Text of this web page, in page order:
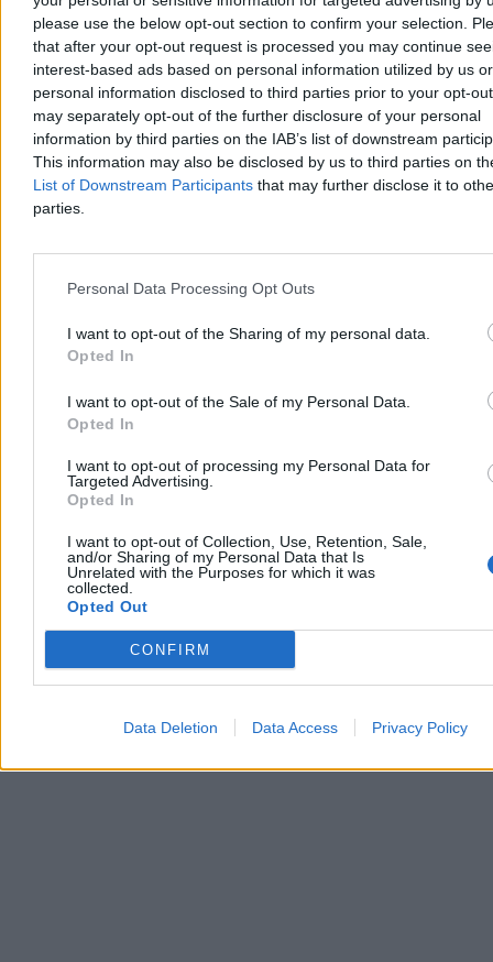
please use the below opt-out section to confirm your selection.
that after your opt-out request is processed you may continue
interest-based ads based on personal information utilized by us or
personal information disclosed to third parties prior to your opt-
may separately opt-out of the further disclosure of your personal
information by third parties on the IAB’s list of downstream
This information may also be disclosed by us to third parties on
List of Downstream Participants that may further disclose it to
parties.
Personal Data Processing Opt Outs
I want to opt-out of the Sharing of my personal data.
Opted In
I want to opt-out of the Sale of my Personal Data.
Opted In
I want to opt-out of processing my Personal Data for
Targeted Advertising.
Opted In
I want to opt-out of Collection, Use, Retention, Sale,
and/or Sharing of my Personal Data that Is
Unrelated with the Purposes for which it was
collected.
Opted Out
CONFIRM
Data Deletion Data Access Privacy Policy
Zdrowie
Oczyszczanie krwi z mikroplastiku i toksyn.
Obiecujące badania niemieckich naukowców
Naukowcy z uczelni w Dreźnie natrafili na nowe zastosowanie
znanej metody medycznej. Afereza terapeutyczna, dotąd stosowana
głównie w chorobach układu krążenia i autoimmunologicznych,
może skutecznie filtrować z ludzkiej krwi mikroplastik oraz
Tomasz Pałasz
Reklama
Reklama